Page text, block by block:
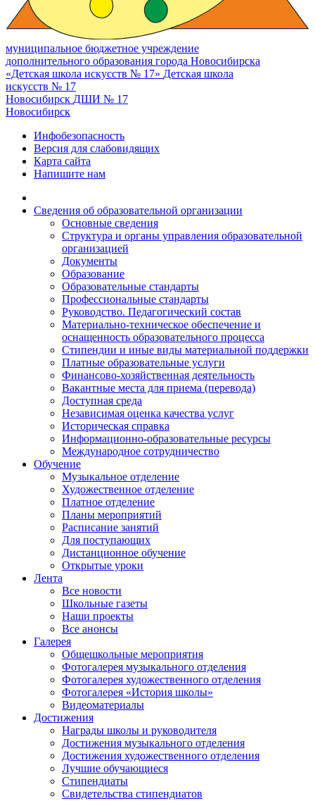
муниципальное бюджетное учреждение
дополнительного образования города Новосибирска
«Детская школа искусств № 17» Детская школа
искусств № 17
Новосибирск ДШИ № 17
Новосибирск
Инфобезопасность
Версия для слабовидящих
Карта сайта
Напишите нам
Сведения об образовательной организации
Основные сведения
Структура и органы управления образовательной
организацией
Документы
Образование
Образовательные стандарты
Профессиональные стандарты
Руководство. Педагогический состав
Материально-техническое обеспечение и
оснащенность образовательного процесса
Стипендии и иные виды материальной поддержки
Платные образовательные услуги
Финансово-хозяйственная деятельность
Вакантные места для приема (перевода)
Доступная среда
Независимая оценка качества услуг
Историческая справка
Информационно-образовательные ресурсы
Международное сотрудничество
Обучение
Музыкальное отделение
Художественное отделение
Платное отделение
Планы мероприятий
Расписание занятий
Для поступающих
Дистанционное обучение
Открытые уроки
Лента
Все новости
Школьные газеты
Наши проекты
Все анонсы
Галерея
Общешкольные мероприятия
Фотогалерея музыкального отделения
Фотогалерея художественного отделения
Фотогалерея «История школы»
Видеоматериалы
Достижения
Награды школы и руководителя
Достижения музыкального отделения
Достижения художественного отделения
Лучшие обучающиеся
Стипендиаты
Свидетельства стипендиатов